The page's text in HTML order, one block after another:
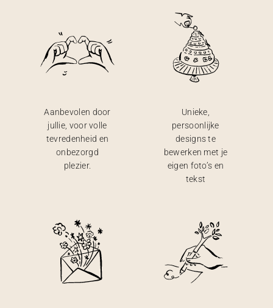
Aanbevolen door
jullie, voor volle
tevredenheid en
onbezorgd
plezier.
Unieke,
persoonlijke
designs te
bewerken met je
eigen foto’s en
tekst